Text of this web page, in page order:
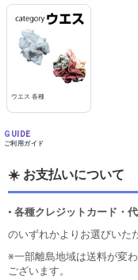
ウエス 各種
GUIDE
ご利用ガイド
☀️ お支払いについて
• 各種クレジットカード・
のいずれかよりお選びいた
※一部離島地域は送料が変
ございます。